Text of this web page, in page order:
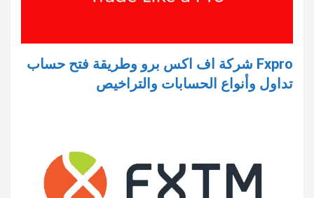
Fxpro شركة اف اكس برو وطريقة فتح حساب
تداول وأنواع الحسابات والتراخيص